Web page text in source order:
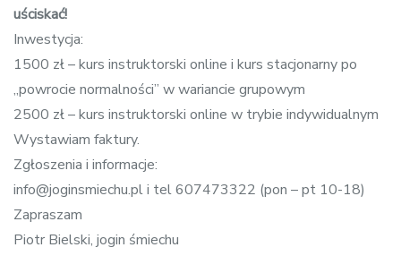
uściskać!
Inwestycja:
1500 zł – kurs instruktorski online i kurs stacjonarny po
„powrocie normalności” w wariancie grupowym
2500 zł – kurs instruktorski online w trybie indywidualnym
Wystawiam faktury.
Zgłoszenia i informacje:
info@joginsmiechu.pl i tel 607473322 (pon – pt 10-18)
Zapraszam
Piotr Bielski, jogin śmiechu